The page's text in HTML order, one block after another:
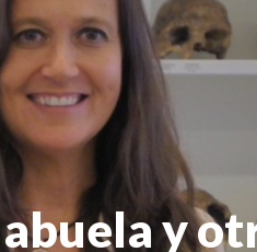
y
ya es suscriptor de Encuentros El
Mercurio: